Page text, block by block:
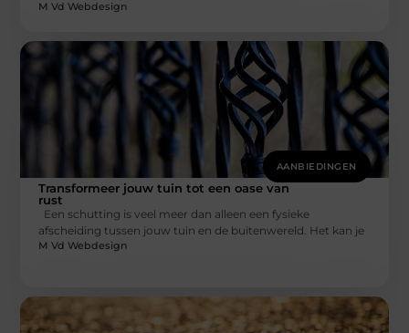
M Vd Webdesign
AANBIEDINGEN
Transformeer jouw tuin tot een oase van
rust
Een schutting is veel meer dan alleen een fysieke
afscheiding tussen jouw tuin en de buitenwereld. Het kan je
M Vd Webdesign